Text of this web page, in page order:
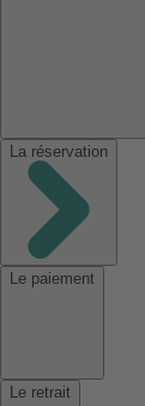
La réservation
Le paiement
Le retrait